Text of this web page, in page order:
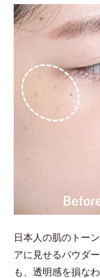
日本人の肌のトー
アに見せるパウダ
も、透明感を損な